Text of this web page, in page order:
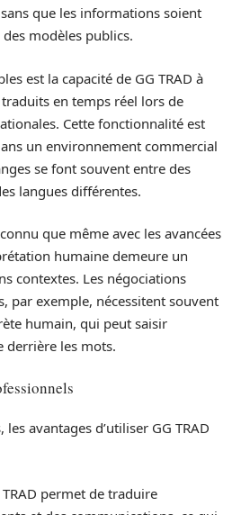
que les informations soient
modèles publics.
est la capacité de GG TRAD à
en temps réel lors de
Cette fonctionnalité est
un environnement commercial
se font souvent entre des
langues différentes.
que même avec les avancées
humaine demeure un
contextes. Les négociations
par exemple, nécessitent souvent
humain, qui peut saisir
derrière les mots.
avantages d’utiliser GG TRAD
TRAD permet de traduire